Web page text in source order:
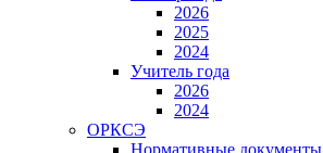
2026
2025
2024
Учитель года
2026
2024
ОРКСЭ
Нормативные документы